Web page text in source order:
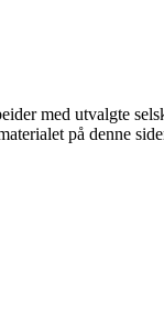
med utvalgte
på denne